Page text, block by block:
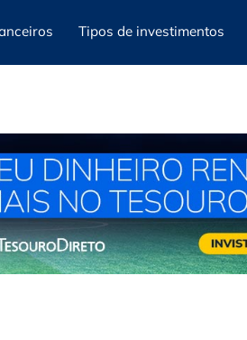
Tipos de investimentos